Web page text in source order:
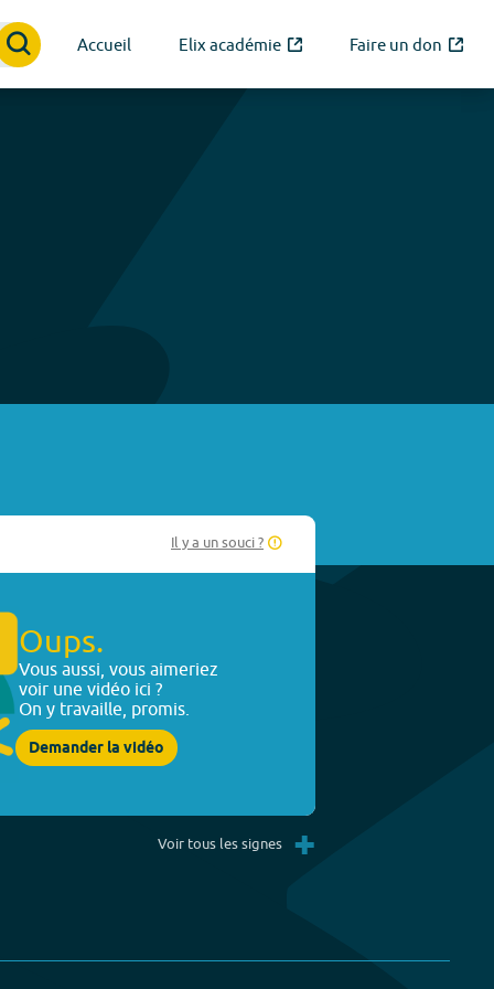
Accueil Elix académie Faire un don
Il y a un souci ?
Oups.
Vous aussi, vous aimeriez
voir une vidéo ici ?
On y travaille, promis.
Demander la vidéo
Voir tous les signes +